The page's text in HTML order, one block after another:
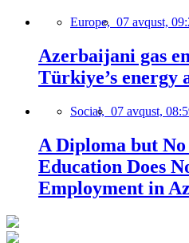
Europe, 07 avqust,
Azerbaijani gas
Türkiye’s energy
Social, 07 avqust,
A Diploma but
Education Does
Employment in